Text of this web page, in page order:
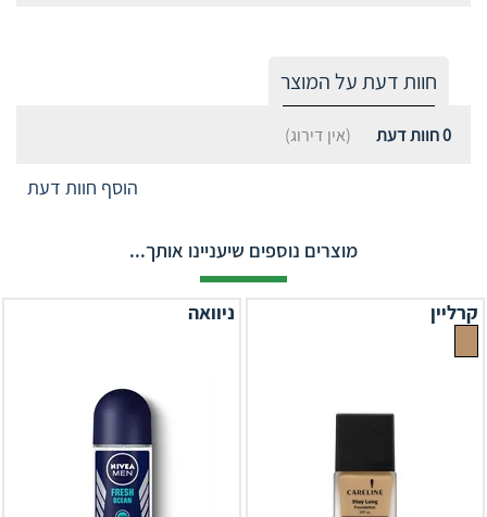
חוות דעת על המוצר
0חוות דעת (אין דירוג)
הוסף חוות דעת
מוצרים נוספים שיעניינו אותך...
קרליין ניוואה